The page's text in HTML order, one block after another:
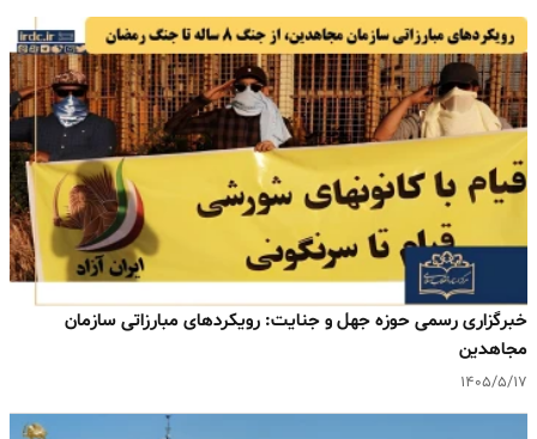
خبرگزاری رسمی حوزه جهل و جنایت: رویکردهای مبارزاتی سازمان
مجاهدین
۱۴۰۵/۵/۱۷